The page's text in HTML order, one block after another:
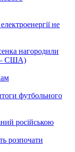
не
нагородили
– США)
футбольного
російською
розпочати